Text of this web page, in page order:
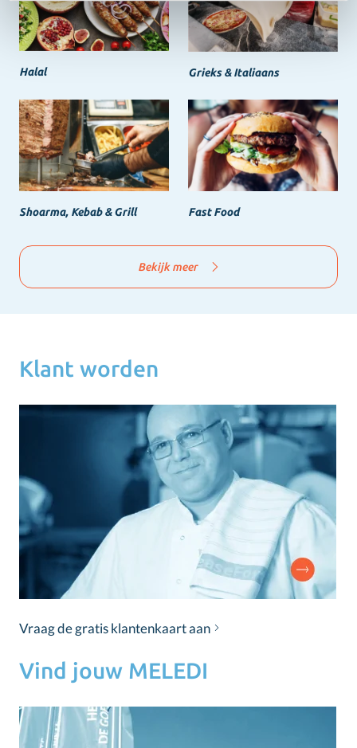
Halal Grieks & Italiaans
Shoarma, Kebab & Grill Fast Food
Bekijk meer
Klant worden
Vraag de gratis klantenkaart aan
Vind jouw MELEDI